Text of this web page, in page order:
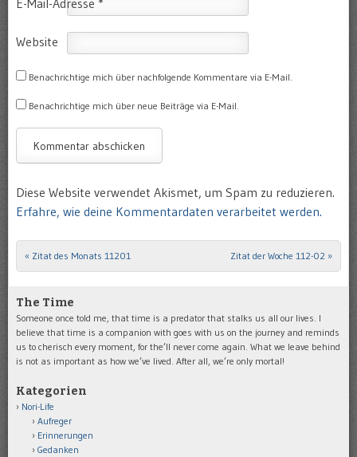
Website
Benachrichtige mich über nachfolgende Kommentare via E-Mail.
Benachrichtige mich über neue Beiträge via E-Mail.
Diese Website verwendet Akismet, um Spam zu reduzieren.
Erfahre, wie deine Kommentardaten verarbeitet werden.
Post navigation
« Zitat des Monats 11201 Zitat der Woche 112-02 »
The Time
Someone once told me, that time is a predator that stalks us all our lives. I
believe that time is a companion with goes with us on the journey and reminds
us to cherisch every moment, for the’ll never come again. What we leave behind
is not as important as how we’ve lived. After all, we’re only mortal!
Kategorien
Nori-Life
Aufreger
Erinnerungen
Gedanken